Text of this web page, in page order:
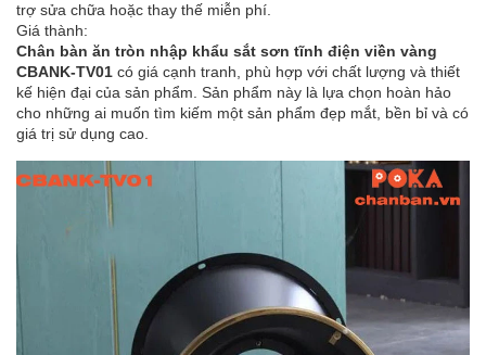
trợ sửa chữa hoặc thay thế miễn phí.
Giá thành:
Chân bàn ăn tròn nhập khẩu sắt sơn tĩnh điện viền vàng
CBANK-TV01 có giá cạnh tranh, phù hợp với chất lượng và thiết
kế hiện đại của sản phẩm. Sản phẩm này là lựa chọn hoàn hảo
cho những ai muốn tìm kiếm một sản phẩm đẹp mắt, bền bỉ và có
giá trị sử dụng cao.